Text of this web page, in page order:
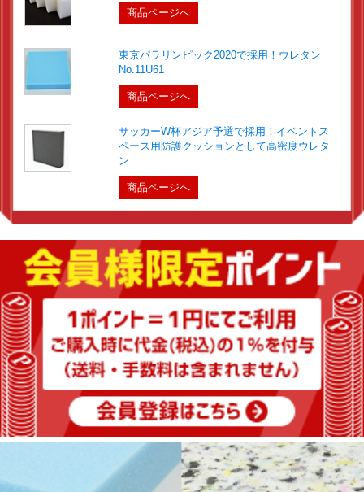
商品ページへ
東京パラリンピック2020で採用！ウレタン
No.11U61
商品ページへ
サッカーW杯アジア予選で採用！イベントス
ペース用防護クッションとして高密度ウレタ
ン
商品ページへ